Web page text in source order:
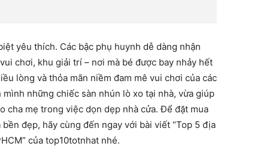
yêu thích. Các bậc phụ huynh dễ dàng nhận
chơi, khu giải trí – nơi mà bé được bay nhảy hết
lòng và thỏa mãn niềm đam mê vui chơi của các
những chiếc sàn nhún lò xo tại nhà, vừa giúp
cha mẹ trong việc dọn dẹp nhà cửa. Để đặt mua
đẹp, hãy cùng đến ngay với bài viết “Top 5 địa
của top10totnhat nhé.